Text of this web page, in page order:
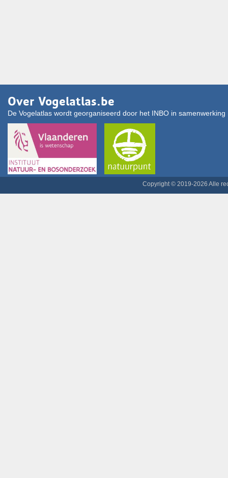
Over Vogelatlas.be
De Vogelatlas wordt georganiseerd door het INBO in
Copyright © 2019-2026 Alle